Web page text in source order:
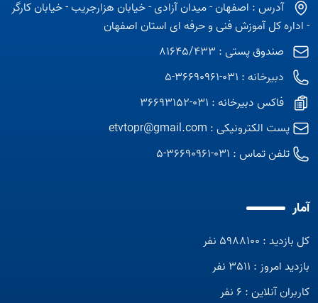
آدرس : اصفهان - میدان آزادی - خیابان هزارجریب - خیابان کارگر
- اداره کل آموزش فنی و حرفه ای استان اصفهان
صندوق پستی : 81645/433
دبیرخانه : 031-36690961-5
فاکس دبیرخانه : 031-36693152
پست الکترونیکی : etvtopr@gmail.com
تلفن تماس : 031-36690961-5
آمار
کل بازدید : 5988100 نفر
بازدید امروز : 3511 نفر
کاربران آنلاین : 6 نفر